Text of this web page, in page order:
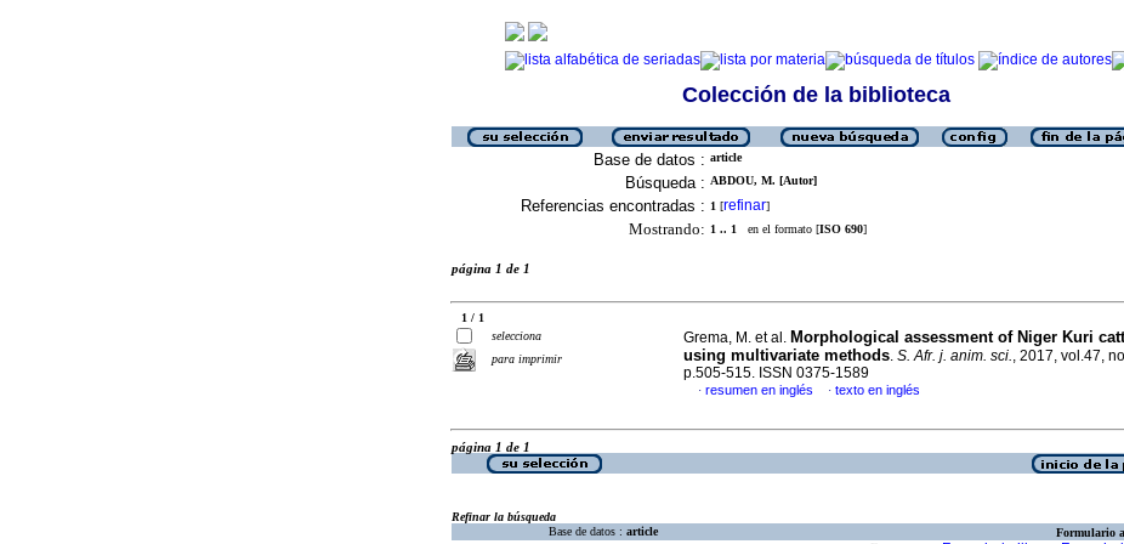
Colección de la biblioteca
Base de datos : article
Búsqueda : ABDOU, M. [Autor]
Referencias encontradas : 1 [refinar]
Mostrando: 1 .. 1 en el formato [ISO 690]
página 1 de 1
1 / 1
selecciona
para imprimir
Grema, M. et al. Morphological assessment of Niger Kuri
using multivariate methods. S. Afr. j. anim. sci., 2017, vol.47,
p.505-515. ISSN 0375-1589
· resumen en inglés · texto en inglés
página 1 de 1
Refinar la búsqueda
Base de datos : article Formulario